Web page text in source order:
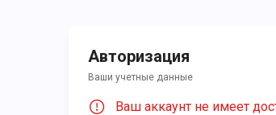
Авторизация
Ваши учетные данные
Ваш аккаунт не имеет